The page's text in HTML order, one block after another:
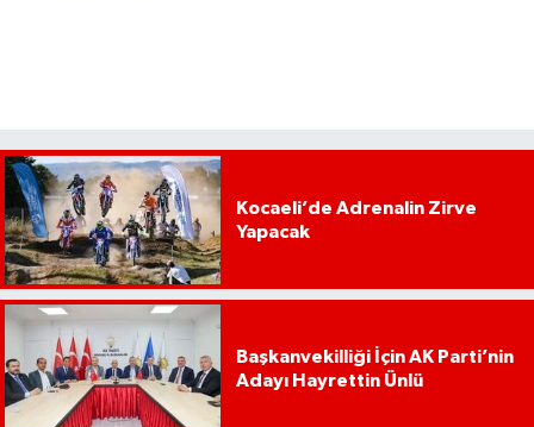
Kocaeli’de Adrenalin Zirve
Yapacak
Başkanvekilliği İçin AK Parti’nin
Adayı Hayrettin Ünlü